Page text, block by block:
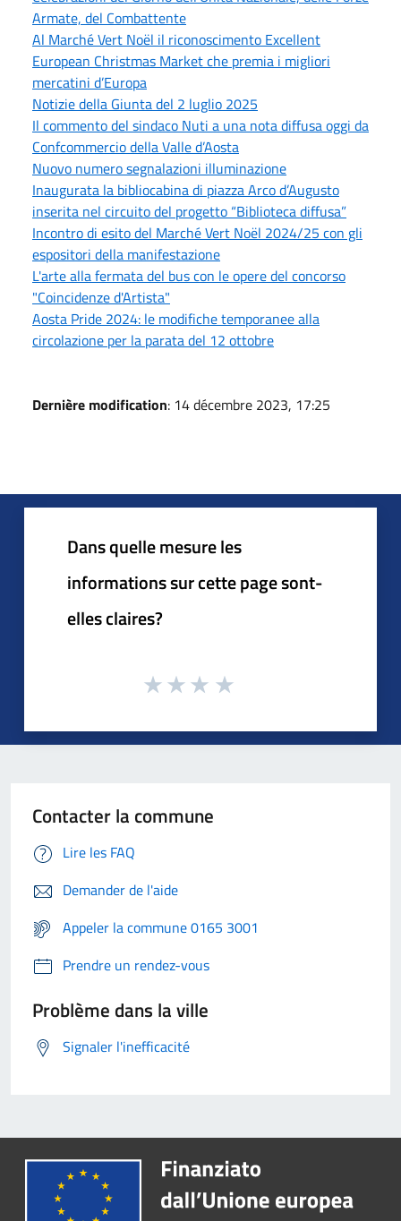
Armate, del Combattente
Al Marché Vert Noël il riconoscimento Excellent
European Christmas Market che premia i migliori
mercatini d’Europa
Notizie della Giunta del 2 luglio 2025
Il commento del sindaco Nuti a una nota diffusa oggi da
Confcommercio della Valle d’Aosta
Nuovo numero segnalazioni illuminazione
Inaugurata la bibliocabina di piazza Arco d’Augusto
inserita nel circuito del progetto “Biblioteca diffusa”
Incontro di esito del Marché Vert Noël 2024/25 con gli
espositori della manifestazione
L'arte alla fermata del bus con le opere del concorso
"Coincidenze d'Artista"
Aosta Pride 2024: le modifiche temporanee alla
circolazione per la parata del 12 ottobre
Dernière modification: 14 décembre 2023, 17:25
Dans quelle mesure les
informations sur cette page sont-
elles claires?
Contacter la commune
Lire les FAQ
Demander de l'aide
Appeler la commune 0165 3001
Prendre un rendez-vous
Problème dans la ville
Signaler l'inefficacité